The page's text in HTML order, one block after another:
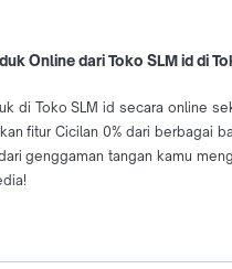
Online dari Toko SLM id di
di Toko SLM id secara online
fitur Cicilan 0% dari berbagai
genggaman tangan kamu